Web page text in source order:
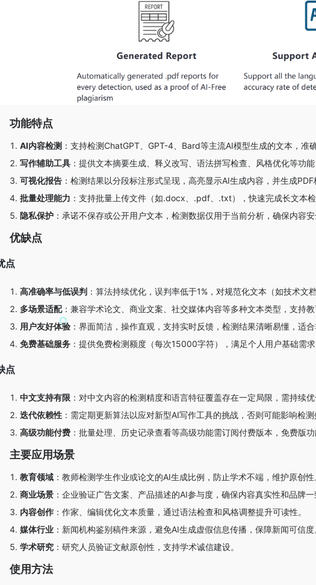
功能特点
AI内容检测 ：支持检测ChatGPT、GPT-4、Bard等主流AI模型生成的文本，准
写作辅助工具 ：提供文本摘要生成、释义改写、语法拼写检查、风格优化等功
可视化报告 ：检测结果以分段标注形式呈现，高亮显示AI生成内容，并生成PDF
批量处理能力 ：支持批量上传文件（如.docx、.pdf、.txt），快速完成长文本检
隐私保护 ：承诺不保存或公开用户文本，检测数据仅用于当前分析，确保内容安
优缺点
点
高准确率与低误判 ：算法持续优化，误判率低于1%，对规范化文本（如技术文
多场景适配：兼容学术论文、商业文案、社交媒体内容等多种文本类型，支持教
用户友好体验 ：界面简洁，操作直观，支持实时反馈，检测结果清晰易懂，适合
免费基础服务 ：提供免费检测额度（每次15000字符），满足个人用户基础需求
点
中文支持有限 ：对中文内容的检测精度和语言特征覆盖存在一定局限，需持续优
迭代依赖性 ：需定期更新算法以应对新型AI写作工具的挑战，否则可能影响检测
高级功能付费 ：批量处理、历史记录查看等高级功能需订阅付费版本，免费版功
主要应用场景
教育领域 ：教师检测学生作业或论文的AI生成比例，防止学术不端，维护原创性
商业场景 ：企业验证广告文案、产品描述的AI参与度，确保内容真实性和品牌一
内容创作 ：作家、编辑优化文本质量，通过语法检查和风格调整提升可读性。
媒体行业 ：新闻机构鉴别稿件来源，避免AI生成虚假信息传播，保障新闻可信度
学术研究 ：研究人员验证文献原创性，支持学术诚信建设。
使用方法